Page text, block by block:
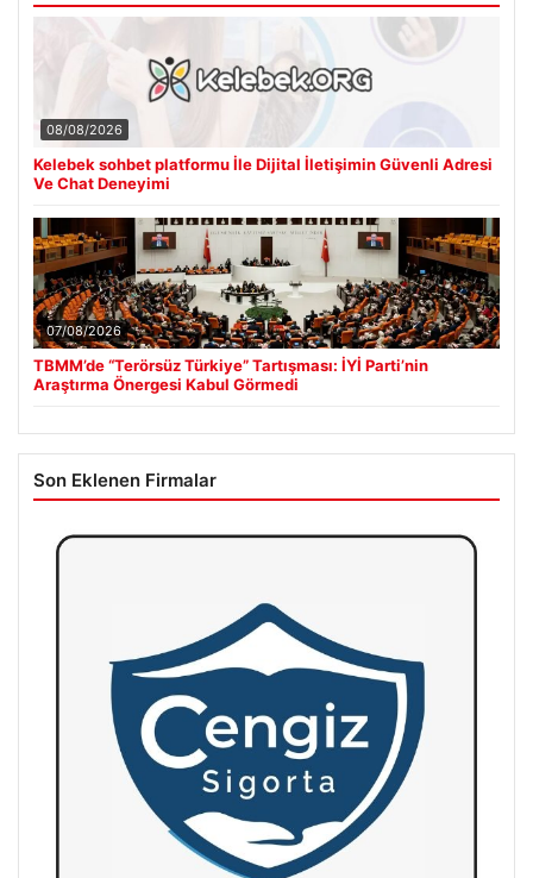
08/08/2026
Kelebek sohbet platformu İle Dijital İletişimin Güvenli Adresi
Ve Chat Deneyimi
07/08/2026
TBMM’de “Terörsüz Türkiye” Tartışması: İYİ Parti’nin
Araştırma Önergesi Kabul Görmedi
Son Eklenen Firmalar